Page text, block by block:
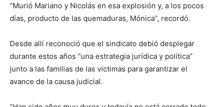
“Murió Mariano y Nicolás en esa explosión y, a los pocos
días, producto de las quemaduras, Mónica”, recordó.
Desde allí reconoció que el sindicato debió desplegar
durante estos años “una estrategia jurídica y política”
junto a las familias de las víctimas para garantizar el
avance de la causa judicial.